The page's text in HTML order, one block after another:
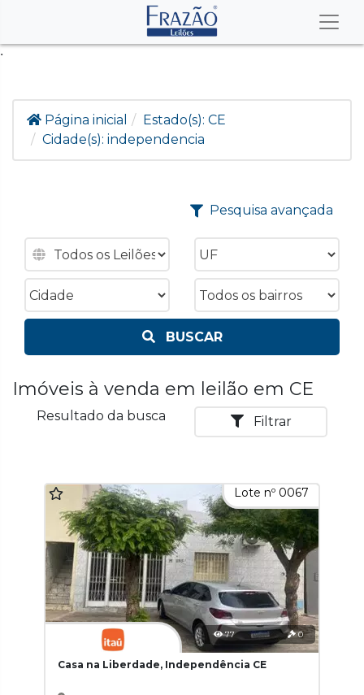
.
Página inicial Estado(s): CE
Cidade(s): independencia
Pesquisa avançada
BUSCAR
Imóveis à venda em leilão em CE
Resultado da busca Filtrar
Lote nº 0067
77 0
Casa na Liberdade, Independência CE